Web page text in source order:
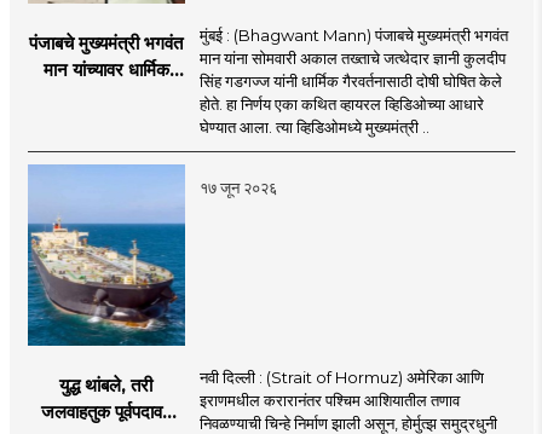
पंजाबचे मुख्यमंत्री भगवंत
मान यांच्यावर धार्मिक
खळबळ
मुंबई : (Bhagwant Mann) पंजाबचे मुख्यमंत्री भगवंत
मान यांना सोमवारी अकाल तख्ताचे जत्थेदार ज्ञानी कुलदीप
सिंह गडगज्ज यांनी धार्मिक गैरवर्तनासाठी दोषी घोषित केले
होते. हा निर्णय एका कथित व्हायरल व्हिडिओच्या आधारे
घेण्यात आला. त्या व्हिडिओमध्ये मुख्यमंत्री ..
१७ जून २०२६
युद्ध थांबले, तरी
जलवाहतुक पूर्वपदावर
नवी दिल्ली : (Strait of Hormuz) अमेरिका आणि
इराणमधील करारानंतर पश्चिम आशियातील तणाव
निवळण्याची चिन्हे निर्माण झाली असून, होर्मुत्झ समुद्रधुनी